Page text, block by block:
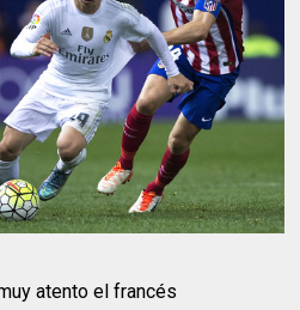
atento el francés